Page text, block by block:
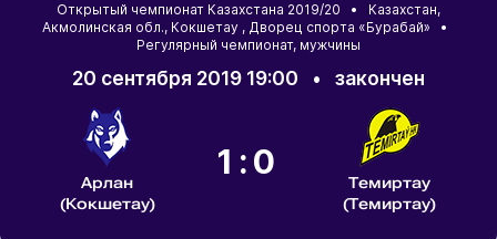
Открытый чемпионат Казахстана 2019/20 • Казахстан,
Акмолинская обл., Кокшетау , Дворец спорта «Бурабай» •
Регулярный чемпионат, мужчины
20 сентября 2019 19:00 • закончен
Арлан
(Кокшетау)
1:0
Темиртау
(Темиртау)